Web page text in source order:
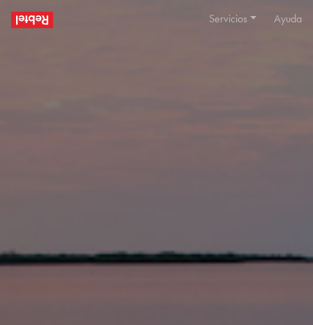
Servicios Ayuda